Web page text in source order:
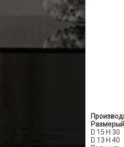
D 15 H 30
D 13 H 40